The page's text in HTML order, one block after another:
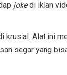
jokedi iklan
krusial. Alat ini
segar yang